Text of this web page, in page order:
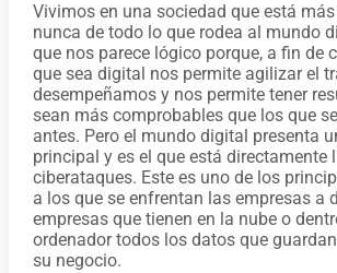
Vivimos en una sociedad que está
nunca de todo lo que rodea al mundo
que nos parece lógico porque, a fin de
que sea digital nos permite agilizar el
desempeñamos y nos permite tener
sean más comprobables que los que
antes. Pero el mundo digital presenta
principal y es el que está directamente
ciberataques. Este es uno de los
a los que se enfrentan las empresas a
empresas que tienen en la nube o
ordenador todos los datos que
su negocio.